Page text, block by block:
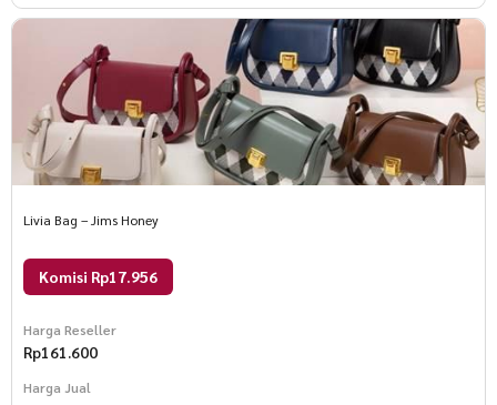
Livia Bag – Jims Honey
Komisi Rp17.956
Harga Reseller
Rp161.600
Harga Jual